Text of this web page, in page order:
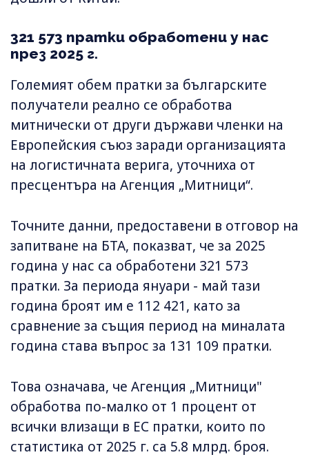
321 573 пратки обработени у нас
през 2025 г.
Големият обем пратки за българските
получатели реално се обработва
митнически от други държави членки на
Европейския съюз заради организацията
на логистичната верига, уточниха от
пресцентъра на Агенция „Митници“.
Точните данни, предоставени в отговор на
запитване на БТА, показват, че за 2025
година у нас са обработени 321 573
пратки. За периода януари - май тази
година броят им е 112 421, като за
сравнение за същия период на миналата
година става въпрос за 131 109 пратки.
Това означава, че Агенция „Митници"
обработва по-малко от 1 процент от
всички влизащи в ЕС пратки, които по
статистика от 2025 г. са 5.8 млрд. броя.